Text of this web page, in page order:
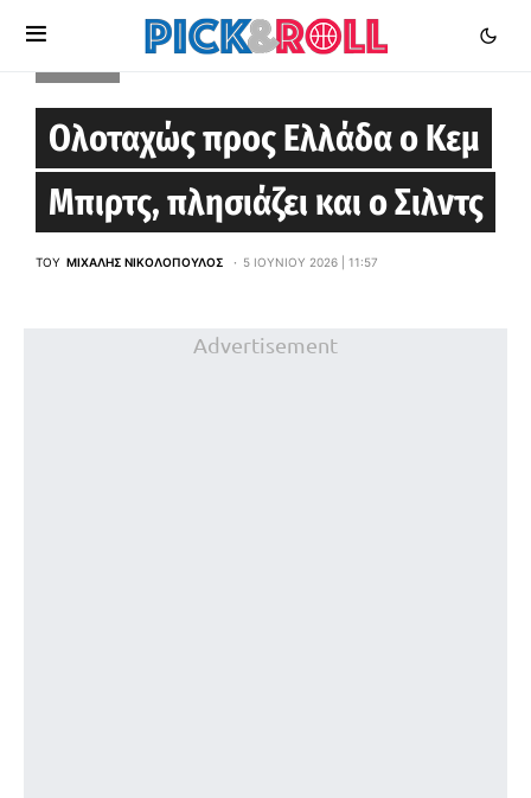
Ολοταχώς προς Ελλάδα ο Κεμ
Μπιρτς, πλησιάζει και ο Σιλντς
ΤΟΥ ΜΙΧΆΛΗΣ ΝΙΚΟΛΌΠΟΥΛΟΣ 5 ΙΟΥΝΊΟΥ 2026 | 11:57
Advertisement